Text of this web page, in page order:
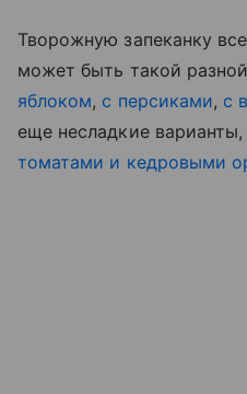
Творожную запеканку
может быть такой
яблоком, с персиками, с
еще несладкие
томатами и кедровыми